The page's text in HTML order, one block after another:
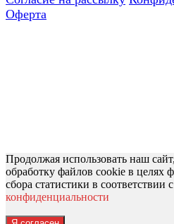
Оферта
Продолжая использовать наш
обработку файлов cookie в целях
сбора статистики в соответствии с
конфиденциальности